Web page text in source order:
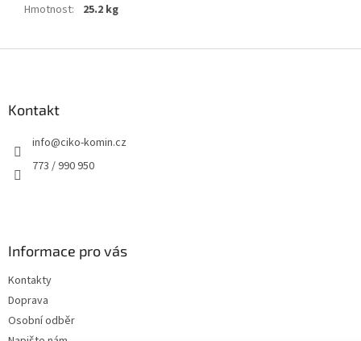
Hmotnost: 25.2 kg
Kontakt
info@ciko-komin.cz
773 / 990 950
Informace pro vás
Kontakty
Doprava
Osobní odběr